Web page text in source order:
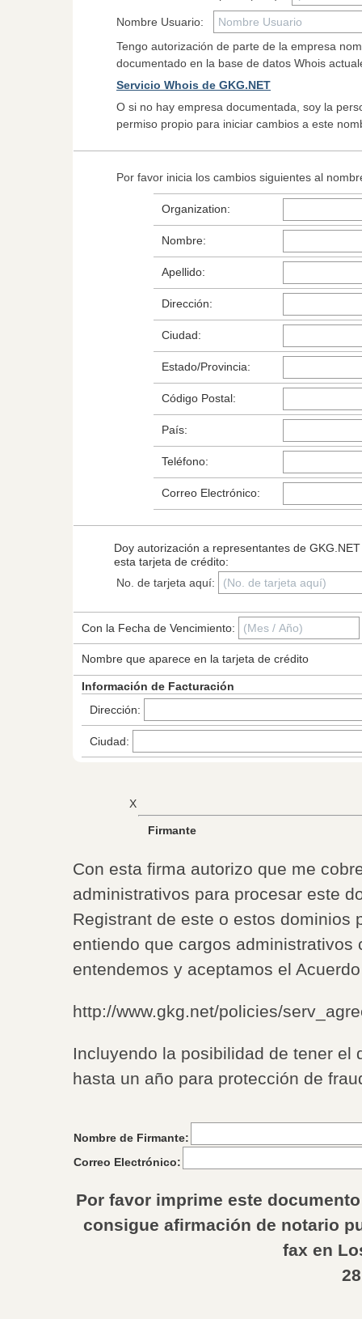
Nombre Usuario:
Tengo autorización de parte de la empresa
documentado en la base de datos Whois
Servicio Whois de GKG.NET
O si no hay empresa documentada, soy la
permiso propio para iniciar cambios a este
Por favor inicia los cambios siguientes al
Organization:
Nombre:
Apellido:
Dirección:
Ciudad:
Estado/Provincia:
Código Postal:
País:
Teléfono:
Correo Electrónico:
Doy autorización a representantes de
esta tarjeta de crédito:
No. de tarjeta aquí:
Con la Fecha de Vencimiento:
Nombre que aparece en la tarjeta de crédito
Información de Facturación
Dirección:
Ciudad:
X
Firmante
Con esta firma autorizo que me
administrativos para procesar este
Registrant de este o estos dominios
entiendo que cargos
entendemos y aceptamos el
http://www.gkg.net/policies/
Incluyendo la posibilidad de tener el
hasta un año para protección de
Nombre de Firmante:
Correo Electrónico:
Por favor imprime este
consigue afirmación de notario
fax en